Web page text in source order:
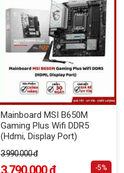
Mainboard MSI B650M
Gaming Plus Wifi DDR5
(Hdmi, Display Port)
3.990.000 đ
3.790.000 đ -5%